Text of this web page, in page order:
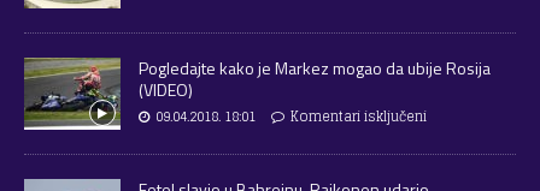
Pogledajte kako je Markez mogao da ubije Rosija
(VIDEO)
09.04.2018. 18:01 Komentari isključeni